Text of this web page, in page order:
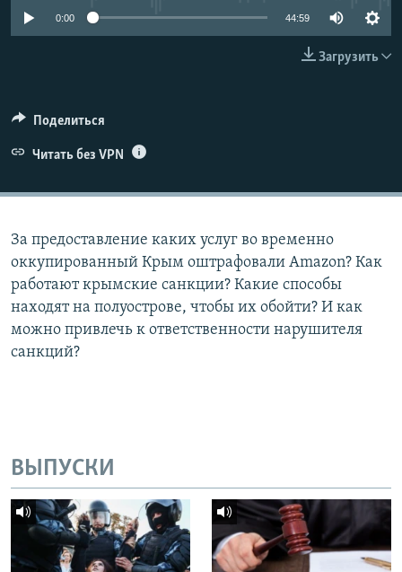
ПОБЕДИТЕЛЕЙ НЕ СУДЯТ?
УКРАИНСКАЯ ПРОБЛЕМА КРЫМА
ПРИСОЕДИНЯЙТЕСЬ!
0:00 44:59
Загрузить
Поделиться
Читать без VPN
За предоставление каких услуг во временно
оккупированный Крым оштрафовали Amazon? Как
работают крымские санкции? Какие способы
находят на полуострове, чтобы их обойти? И как
можно привлечь к ответственности нарушителя
санкций?
ВЫПУСКИ